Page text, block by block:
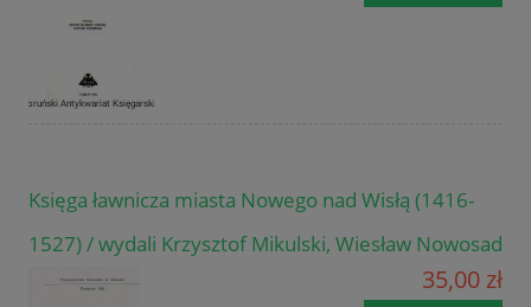
Księga ławnicza miasta Nowego nad Wisłą (1416-
1527) / wydali Krzysztof Mikulski, Wiesław Nowosad
35,00 zł